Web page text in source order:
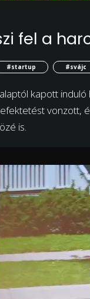
fel a
#startup #svájc
kapott
vonzott,
is.